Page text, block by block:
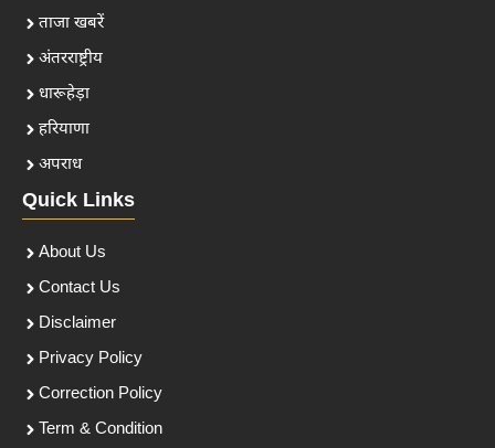
ताजा खबरें
अंतरराष्ट्रीय
धारूहेड़ा
हरियाणा
अपराध
Quick Links
About Us
Contact Us
Disclaimer
Privacy Policy
Correction Policy
Term & Condition